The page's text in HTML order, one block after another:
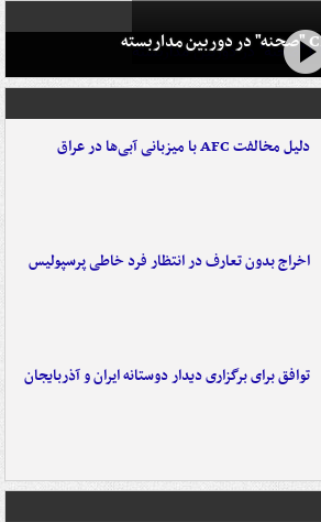
دلیل مخالفت AFC با میزبانی آبی‌ها در عراق
اخراج بدون تعارف در انتظار فرد خاطی پرسپولیس
توافق برای برگزاری دیدار دوستانه ایران و آذربایجان